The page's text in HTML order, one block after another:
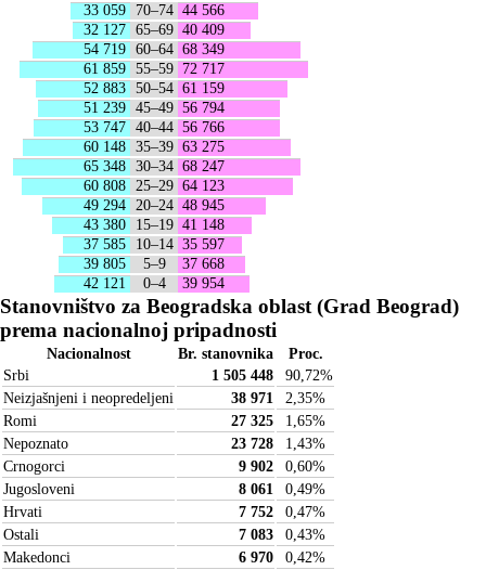
33 059
70–74 44 566
32 127 65–69 40 409
54 719 60–64 68 349
61 859 55–59
72 717
52 883 50–54 61 159
51 239 45–49 56 794
53 747 40–44 56 766
60 148 35–39 63 275
65 348 30–34 68 247
60 808
25–29 64 123
49 294
20–24 48 945
43 380
15–19 41 148
37 585
10–14 35 597
39 805
5–9
37 668
42 121
0–4 39 954
Stanovništvo za Beogradska oblast (Grad Beograd)
prema nacionalnoj pripadnosti
Nacionalnost Br. stanovnika
Proc.
Srbi
1 505 448 90,72%
Neizjašnjeni i neopredeljeni
38 971 2,35%
Romi
27 325 1,65%
Nepoznato
23 728 1,43%
Crnogorci
9 902 0,60%
Jugosloveni
8 061 0,49%
Hrvati
7 752 0,47%
Ostali
7 083 0,43%
Makedonci
6 970 0,42%